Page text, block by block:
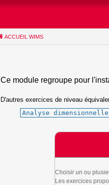
ACCUEIL WIMS
Ce module regroupe pour
D'autres exercices de niveau
Analyse dimensionnelle
Choisir un ou
Les exercices